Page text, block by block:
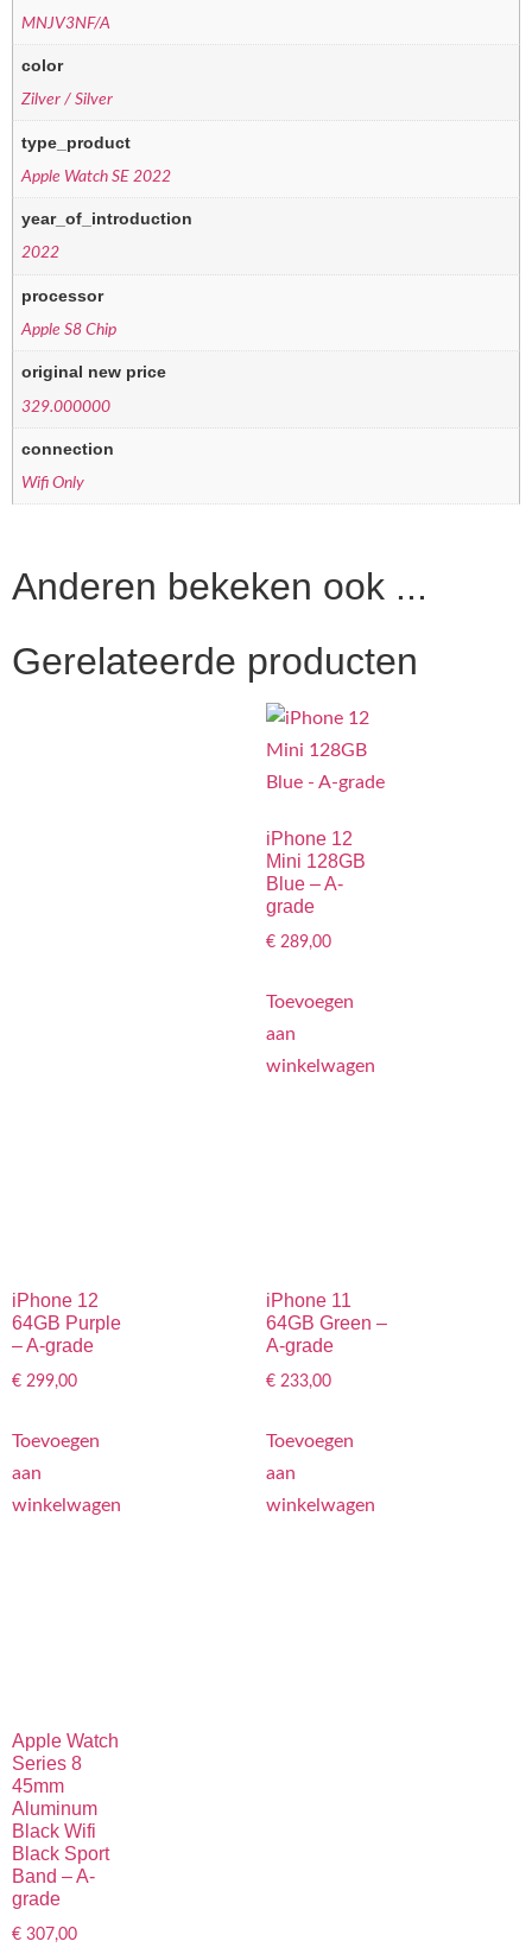
MNJV3NF/A
color
Zilver / Silver
type_product
Apple Watch SE 2022
year_of_introduction
2022
processor
Apple S8 Chip
original new price
329.000000
connection
Wifi Only
Anderen bekeken ook ...
Gerelateerde producten
iPhone 12
Mini 128GB
Blue – A-
grade
€ 289,00
Toevoegen
aan
winkelwagen
iPhone 12
64GB Purple
– A-grade
€ 299,00
Toevoegen
aan
winkelwagen
iPhone 11
64GB Green –
A-grade
€ 233,00
Toevoegen
aan
winkelwagen
Apple Watch
Series 8
45mm
Aluminum
Black Wifi
Black Sport
Band – A-
grade
€ 307,00